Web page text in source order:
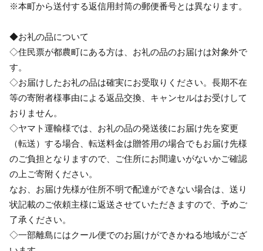
※本町から送付する返信用封筒の郵便番号とは異なります。
◆お礼の品について
◇住民票が都農町にある方は、お礼の品のお届けは対象外で
す。
◇お届けしたお礼の品は確実にお受取りください。長期不在
等の寄附者様事由による返品交換、キャンセルはお受けして
おりません。
◇ヤマト運輸様では、お礼の品の発送後にお届け先を変更
（転送）する場合、転送料金は贈答用の場合でもお届け先様
のご負担となりますので、ご住所にお間違いがないかご確認
の上ご寄附ください。
なお、お届け先様が住所不明で配達ができない場合は、送り
状記載のご依頼主様に返送させていただきますので、予めご
了承ください。
◇一部離島にはクール便でのお届けができかねる地域がござ